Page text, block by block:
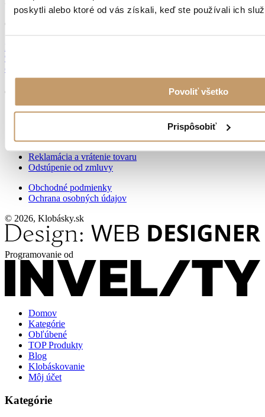
poskytli alebo ktoré od vás získali, keď ste používali ich
Povoliť všetko
Prispôsobiť
Osobný odber
Dobronivská cesta č.6
96001 Zvolen
od 9:00 do 14:00
Objednávky
+421 918 666 377
Reklamácia a vrátenie tovaru
Odstúpenie od zmluvy
Obchodné podmienky
Ochrana osobných údajov
© 2026, Klobásky.sk
Programovanie od
Domov
Kategórie
Obľúbené
TOP Produkty
Blog
Klobáskovanie
Môj účet
Kategórie